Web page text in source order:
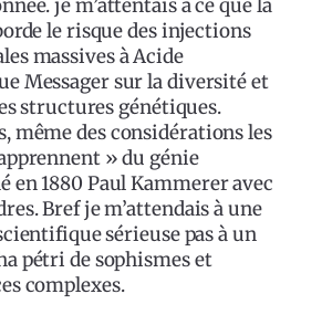
je m’attentais à ce que la
le risque des injections
massives à Acide
Messager sur la diversité et
structures génétiques.
même des considérations les
» du génie
en 1880 Paul Kammerer avec
Bref je m’attendais à une
sérieuse pas à un
pétri de sophismes et
complexes.